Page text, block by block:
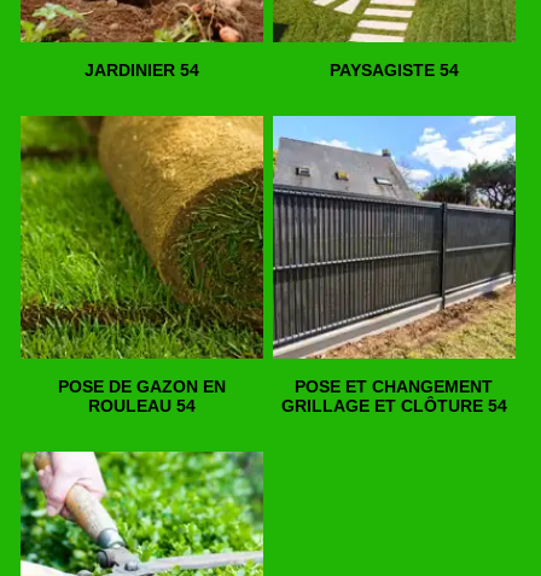
JARDINIER 54 PAYSAGISTE 54
POSE DE GAZON EN
ROULEAU 54
POSE ET CHANGEMENT
GRILLAGE ET CLÔTURE 54